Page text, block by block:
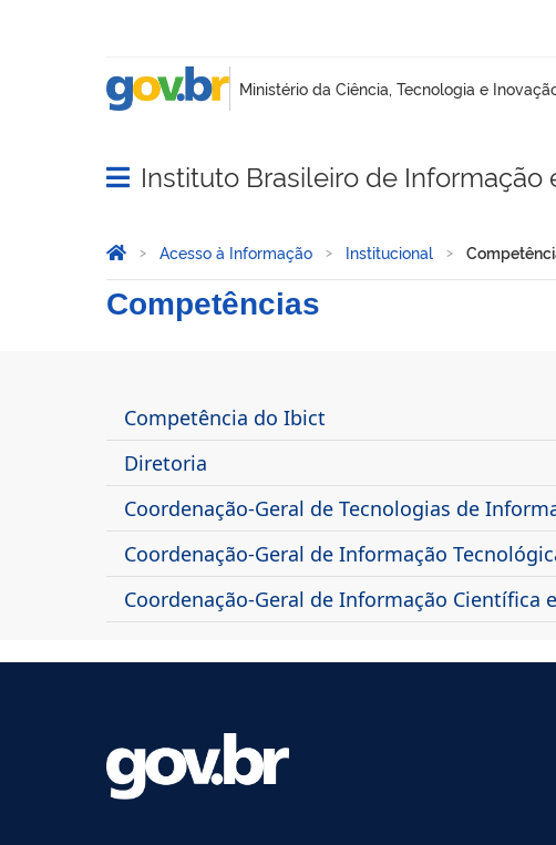
Abrir menu principal de navegação
Instituto Brasileiro de Informação
Você está aqui:
Página Inicial
Acesso à Informação Institucional
Competências
Competências
Competência do Ibict
Diretoria
Coordenação-Geral de Tecnologias de
Coordenação-Geral de Informação
Coordenação-Geral de Informação Científica